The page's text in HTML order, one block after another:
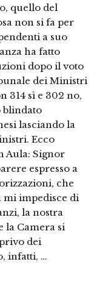
quello del
non si fa per
a suo
ha fatto
dopo il voto
dei Ministri
314 sì e 302 no,
blindato
lasciando la
Ecco
Aula: Signor
espresso a
che
mi impedisce di
la nostra
la Camera si
dei
infatti, …